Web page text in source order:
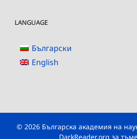
LANGUAGE
Български
English
© 2026 Българска академия на
DarkReader.org за